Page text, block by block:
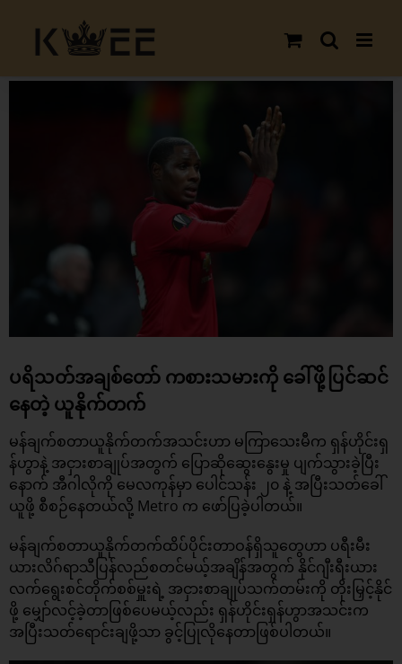
content
ပရိသတ်အချစ်တော် ကစားသမားကို ခေါ်ဖို့ပြင်ဆင်
နေတဲ့ ယူနိုက်တက်
မန်ချက်စတာယူနိုက်တက်အသင်းဟာ မကြာသေးမီက ရှန်ဟိုင်းရှ
န်ဟွာနဲ့ အငှားစာချုပ်အတွက် ပြောဆိုဆွေးနွေးမှု ပျက်သွားခဲ့ပြီး
နောက် အီဂါလိုကို မေလကုန်မှာ ပေါင်သန်း ၂၀ နဲ့ အပြီးသတ်ခေါ်
ယူဖို့ စီစဉ်နေတယ်လို့ Metro က ဖော်ပြခဲ့ပါတယ်။
မန်ချက်စတာယူနိုက်တက်ထိပ်ပိုင်းတာဝန်ရှိသူတွေဟာ ပရီးမီး
ယားလိဂ်ရာသီပြန်လည်စတင်မယ့်အချိန်အတွက် နိုင်ဂျီးရီးယား
လက်ရွေးစင်တိုက်စစ်မှူးရဲ့ အငှားစာချုပ်သက်တမ်းကို တိုးမြှင့်နိုင်
ဖို့ မျှော်လင့်ခဲ့တာဖြစ်ပေမယ့်လည်း ရှန်ဟိုင်းရှန်ဟွာအသင်းက
အပြီးသတ်ရောင်းချဖို့သာ ခွင့်ပြုလိုနေတာဖြစ်ပါတယ်။